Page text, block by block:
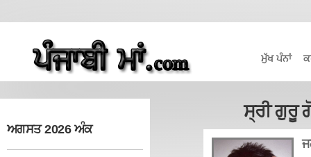
ਮੁੱਖ ਪੰਨਾਂ
ਅਗਸਤ 2026 ਅੰਕ
ਸ੍ਰੀ ਗੁਰੂ